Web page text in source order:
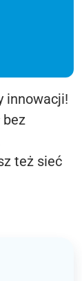
innowacji!
bez
też sieć